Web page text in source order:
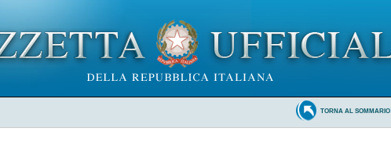
TORNA AL SOMMARIO